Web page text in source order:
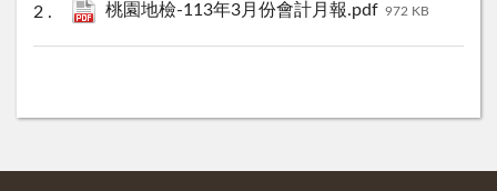
桃園地檢-113年3月份會計月報.pdf 972 KB